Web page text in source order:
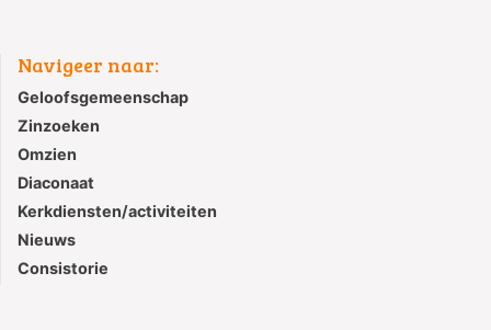
Navigeer naar:
Geloofsgemeenschap
Zinzoeken
Omzien
Diaconaat
Kerkdiensten/activiteiten
Nieuws
Consistorie